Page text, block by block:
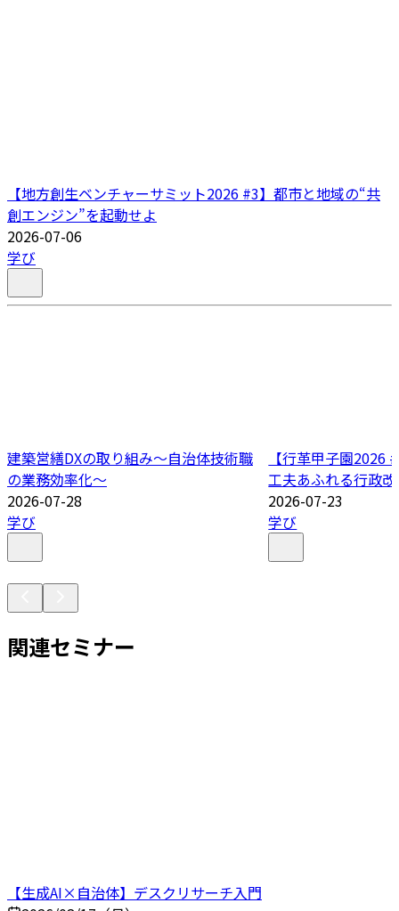
【地方創生ベンチャーサミット2026 #3】都市と地域の“共
創エンジン”を起動せよ
2026-07-06
学び
建築営繕DXの取り組み～自治体技術職
の業務効率化～
2026-07-28
学び
【行革甲子園2026
工夫あふれる行政
2026-07-23
学び
関連セミナー
【生成AI×自治体】デスクリサーチ入門